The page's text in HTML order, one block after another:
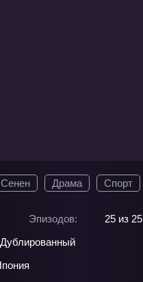
Сенен Драма Спорт
Эпизодов:
25 из 25
Дублированный